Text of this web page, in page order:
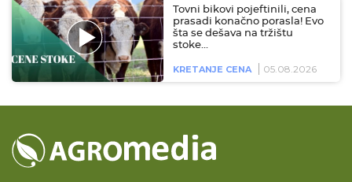
Tovni bikovi pojeftinili, cena
prasadi konačno porasla! Evo
šta se dešava na tržištu
stoke…
KRETANJE CENA 05.08.2026